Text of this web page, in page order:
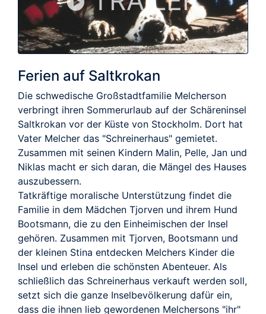
Ferien auf Saltkrokan
Die schwedische Großstadtfamilie Melcherson
verbringt ihren Sommerurlaub auf der Schäreninsel
Saltkrokan vor der Küste von Stockholm. Dort hat
Vater Melcher das "Schreinerhaus" gemietet.
Zusammen mit seinen Kindern Malin, Pelle, Jan und
Niklas macht er sich daran, die Mängel des Hauses
auszubessern.
Tatkräftige moralische Unterstützung findet die
Familie in dem Mädchen Tjorven und ihrem Hund
Bootsmann, die zu den Einheimischen der Insel
gehören. Zusammen mit Tjorven, Bootsmann und
der kleinen Stina entdecken Melchers Kinder die
Insel und erleben die schönsten Abenteuer. Als
schließlich das Schreinerhaus verkauft werden soll,
setzt sich die ganze Inselbevölkerung dafür ein,
dass die ihnen lieb gewordenen Melchersons "ihr"